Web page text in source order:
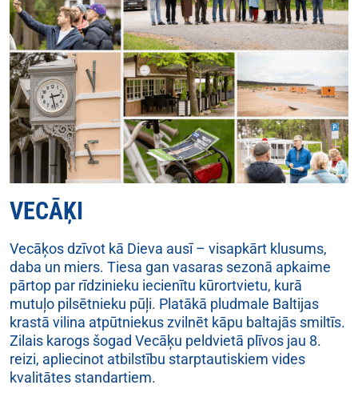
VECĀĶI
Vecāķos dzīvot kā Dieva ausī – visapkārt klusums,
daba un miers. Tiesa gan vasaras sezonā apkaime
pārtop par rīdzinieku iecienītu kūrortvietu, kurā
mutuļo pilsētnieku pūļi. Platākā pludmale Baltijas
krastā vilina atpūtniekus zvilnēt kāpu baltajās smiltīs.
Zilais karogs šogad Vecāķu peldvietā plīvos jau 8.
reizi, apliecinot atbilstību starptautiskiem vides
kvalitātes standartiem.